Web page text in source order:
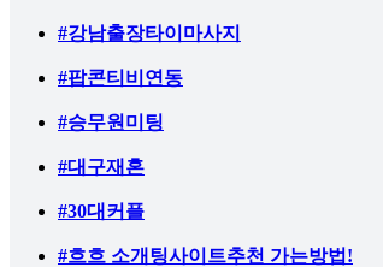
#강남출장타이마사지
#팝콘티비연동
#승무원미팅
#대구재혼
#30대커플
#흐흐 소개팅사이트추천 가는방법!